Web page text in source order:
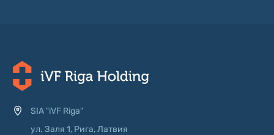
SIA "iVF Riga"
ул. Заля 1, Рига, Латвия